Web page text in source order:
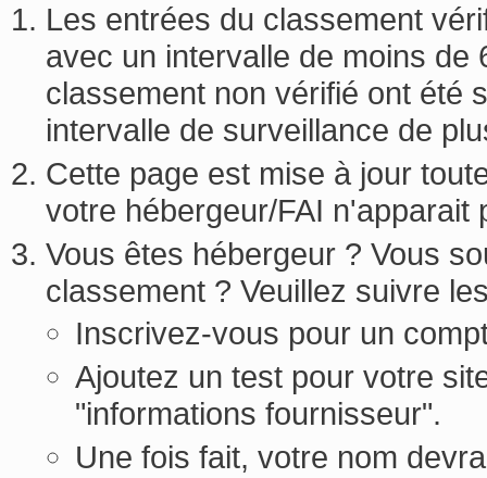
Les entrées du classement
avec un intervalle de moins
classement non vérifié ont été
intervalle de surveillance de
Cette page est mise à jour
votre hébergeur/FAI n'apparait
Vous êtes hébergeur ? Vous
classement ? Veuillez suivre
Inscrivez-vous pour un
Ajoutez un test pour votre
"informations fournisseur".
Une fois fait, votre nom